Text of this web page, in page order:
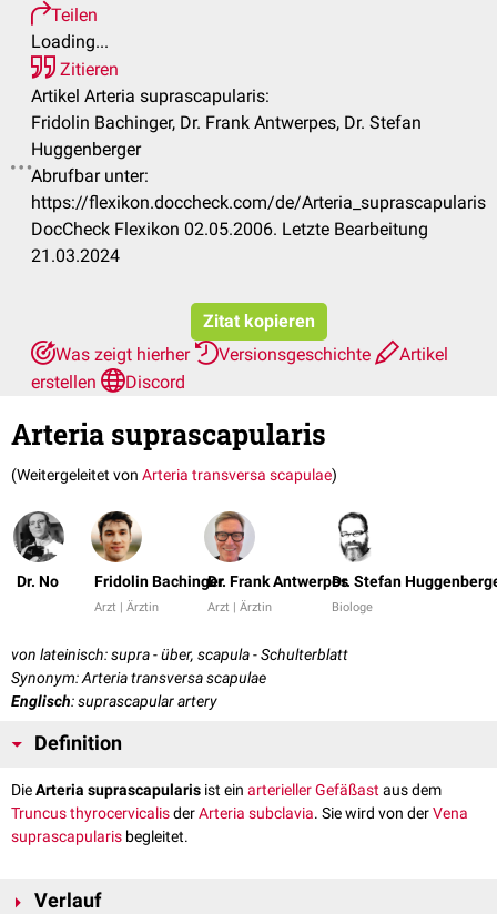
Teilen
Loading...
Zitieren
Artikel Arteria suprascapularis:
Fridolin Bachinger, Dr. Frank Antwerpes, Dr. Stefan
Huggenberger
Abrufbar unter:
https://flexikon.doccheck.com/de/Arteria_suprascapularis
DocCheck Flexikon 02.05.2006. Letzte Bearbeitung
21.03.2024
Zitat kopieren
Was zeigt hierher
Versionsgeschichte
Artikel
erstellen
Discord
Arteria suprascapularis
(Weitergeleitet von Arteria transversa scapulae)
Dr. No Fridolin Bachinger
Arzt | Ärztin
Dr. Frank Antwerpes
Arzt | Ärztin
Dr. Stefan
Biologe
von lateinisch: supra - über, scapula - Schulterblatt
Synonym: Arteria transversa scapulae
Englisch: suprascapular artery
Definition
DieArteria suprascapularis ist ein arteriellerGefäßastaus dem
Truncus thyrocervicalisderArteria subclavia. Sie wird von derVena
suprascapularis begleitet.
Verlauf